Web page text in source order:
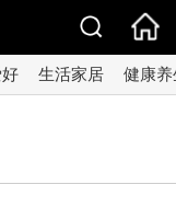
生活家居 健康养